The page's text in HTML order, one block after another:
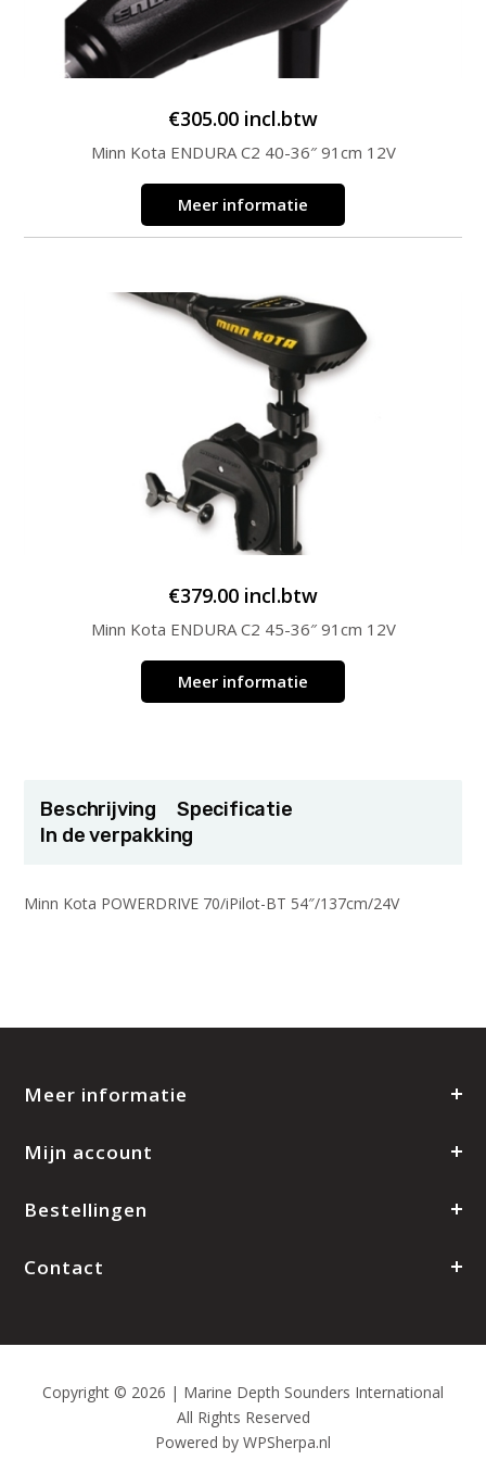
€305.00 incl.btw
Minn Kota ENDURA C2 40-36″ 91cm 12V
Meer informatie
€379.00 incl.btw
Minn Kota ENDURA C2 45-36″ 91cm 12V
Meer informatie
Beschrijving
Specificatie
In de verpakking
Minn Kota POWERDRIVE 70/iPilot-BT 54″/137cm/24V
Meer informatie
Mijn account
Bestellingen
Contact
Copyright © 2026 | Marine Depth Sounders International
All Rights Reserved
Powered by WPSherpa.nl